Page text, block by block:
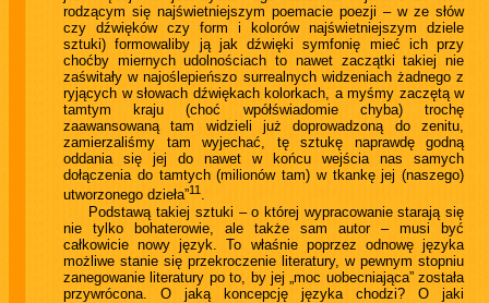
rodzącym się najświetniejszym poemacie poezji – w ze słów
czy dźwięków czy form i kolorów najświetniejszym dziele
sztuki) formowaliby ją jak dźwięki symfonię mieć ich przy
choćby miernych udolnościach to nawet zaczątki takiej nie
zaświtały w najoślepieńszo surrealnych widzeniach żadnego z
ryjących w słowach dźwiękach kolorkach, a myśmy zaczętą w
tamtym kraju (choć wpółświadomie chyba) trochę
zaawansowaną tam widzieli już doprowadzoną do zenitu,
zamierzaliśmy tam wyjechać, tę sztukę naprawdę godną
oddania się jej do nawet w końcu wejścia nas samych
dołączenia do tamtych (milionów tam) w tkankę jej (naszego)
utworzonego dzieła”11 .
Podstawą takiej sztuki – o której wypracowanie starają się
nie tylko bohaterowie, ale także sam autor – musi być
całkowicie nowy język. To właśnie poprzez odnowę języka
możliwe stanie się przekroczenie literatury, w pewnym stopniu
zanegowanie literatury po to, by jej „moc uobecniająca” została
przywrócona. O jaką koncepcję języka chodzi? O jaki